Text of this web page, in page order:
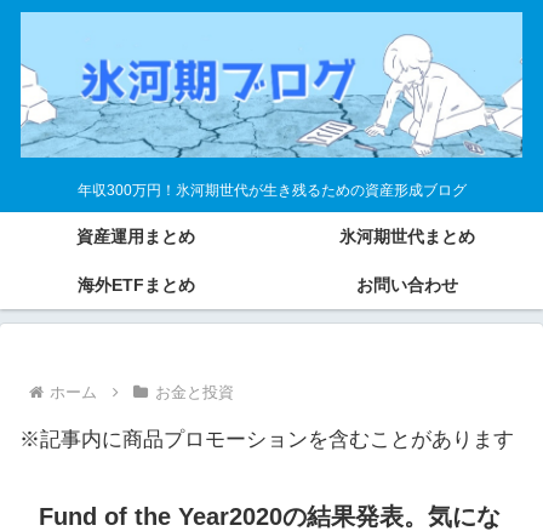
年収300万円！氷河期世代が生き残るための資産形成ブログ
資産運用まとめ 氷河期世代まとめ
海外ETFまとめ お問い合わせ
ホーム お金と投資
※記事内に商品プロモーションを含むことがあります
Fund of the Year2020の結果発表。気にな